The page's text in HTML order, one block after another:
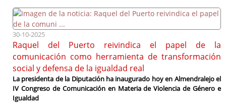
30-10-2025
Raquel del Puerto reivindica el papel de la
comunicación como herramienta de transformación
social y defensa de la igualdad real
La presidenta de la Diputación ha inaugurado hoy en Almendralejo el
IV Congreso de Comunicación en Materia de Violencia de Género e
Igualdad